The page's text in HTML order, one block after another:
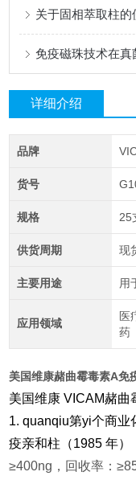
关于固相萃取柱的
免疫磁珠技术在
详细介绍
品牌
货号
规格 25
供货周期 现
主要用途 用
应用领域
医
药
美国维康赭曲霉毒素A免
美国维康 VICAM赭曲
1. quanqiu第yi个商业
疫亲和柱（1985 年）
≥400ng，回收率：